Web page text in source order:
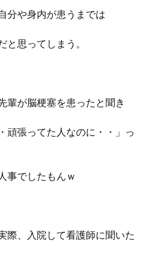
分や身内が患うまでは
と思ってしまう。
輩が脳梗塞を患ったと聞き
頑張ってた人なのに・・」っ
事でしたもんｗ
際、入院して看護師に聞いた